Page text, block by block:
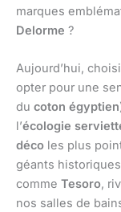
marques
Delorme ?
Aujourd’hui,
opter pour une
du coton égyptien
l’écologie
déco les plus
géants
comme Tesoro,
nos salles de